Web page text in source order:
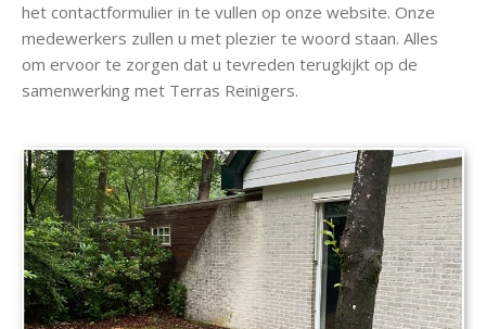
het contactformulier in te vullen op onze website. Onze
medewerkers zullen u met plezier te woord staan. Alles
om ervoor te zorgen dat u tevreden terugkijkt op de
samenwerking met Terras Reinigers.